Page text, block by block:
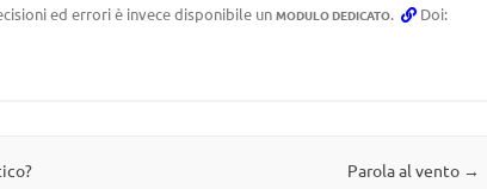
ed errori è invece disponibile un MODULO DEDICATO. Doi:
Parola al vento →